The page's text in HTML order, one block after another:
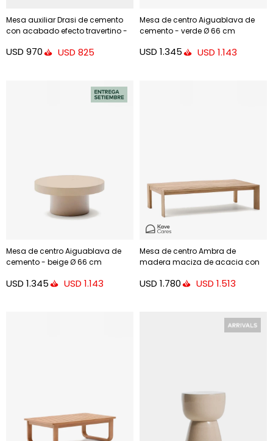
Mesa auxiliar Drasi de cemento
con acabado efecto travertino -
USD 970 USD 825
Mesa de centro Aiguablava de
cemento - verde Ø 66 cm
USD 1.345 USD 1.143
Mesa de centro Aiguablava de
cemento - beige Ø 66 cm
USD 1.345 USD 1.143
Mesa de centro Ambra de
madera maciza de acacia con
100%
USD 1.780 USD 1.513